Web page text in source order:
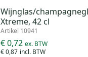
Wijnglas/
Xtreme, 42 cl
Artikel 10941
€ 0,87
€ 0,72